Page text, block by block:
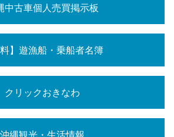
中古車個人売買掲示板
料】遊漁船・乗船者名簿
クリックおきなわ